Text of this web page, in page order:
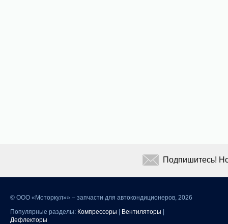
© ООО «Моторкул»» – запчасти для автокондиционеров, 2026
Популярные разделы: Компрессоры Вентиляторы
Дефлекторы
Подпишитесь!